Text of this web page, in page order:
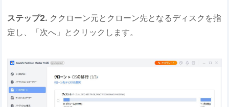
ステップ2. ククローン元とクローン先となるディスクを指
定し、「次へ」とクリックします。